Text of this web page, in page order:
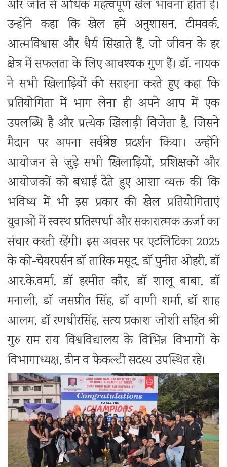
और जीत से अधिक महत्वपूर्ण खेल भावना होती है।
उन्होंने कहा कि खेल हमें अनुशासन, टीमवर्क,
आत्मविश्वास और धैर्य सिखाते हैं, जो जीवन के हर
क्षेत्र में सफलता के लिए आवश्यक गुण हैं। डॉ. नायक
ने सभी खिलाड़ियों की सराहना करते हुए कहा कि
प्रतियोगिता में भाग लेना ही अपने आप में एक
उपलब्धि है और प्रत्येक खिलाड़ी विजेता है, जिसने
मैदान पर अपना सर्वश्रेष्ठ प्रदर्शन किया। उन्होंने
आयोजन से जुड़े सभी खिलाड़ियों, प्रशिक्षकों और
आयोजकों को बधाई देते हुए आशा व्यक्त की कि
भविष्य में भी इस प्रकार की खेल प्रतियोगिताएं
युवाओं में स्वस्थ प्रतिस्पर्धा और सकारात्मक ऊर्जा का
संचार करती रहेंगी। इस अवसर पर एटलिटिका 2025
के को-चेयरपर्सन डाॅ तारिक मसूद, डाॅ पुनीत ओहरी, डाॅ
आर.के.वर्मा, डाॅ हरमीत कौर, डाॅ शालू बाबा, डाॅ
मनाली, डाॅ जसप्रीत सिंह, डाॅ वाणी शर्मा, डाॅ शाह
आलम, डाॅ रणधीरसिंह, सत्य प्रकाश जोशी सहित श्री
गुरु राम राय विश्वविद्यालय के विभिन्न विभागों के
विभागाध्यक्ष, डीन व फेकल्टी सदस्य उपस्थित रहे।